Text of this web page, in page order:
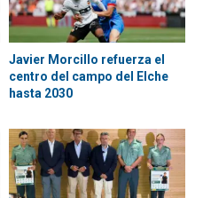
Javier Morcillo refuerza el
centro del campo del Elche
hasta 2030